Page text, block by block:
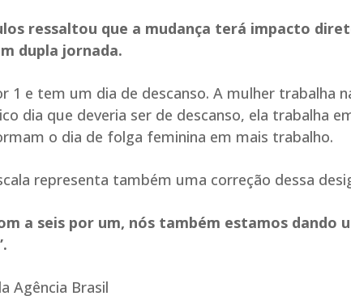
ressaltou que a mudança terá impacto
dupla jornada.
1 e tem um dia de descanso. A mulher trabalha
dia que deveria ser de descanso, ela trabalha
o dia de folga feminina em mais trabalho.
representa também uma correção dessa
a seis por um, nós também estamos dando
Agência Brasil